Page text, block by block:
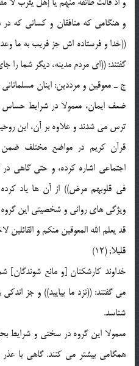
و هنگامى که منافقان و کسانى که
((خدا و فرستاده اش جز فریب به ما
گفتند: ((اى مردم مدینه، دیگر شما را
ج ـ معوقین و مرددین: اینان
ضعف ایمان، معمولا در شرایط حساس
ترس مى شدند و علاوه بر آن، این
قرآن کریم در مواضع مختلف ضمن
اجتماعى اشاره کرده، و حتى گاهى
فى قلوبهم مرض)) از آن ها یاد
ویژگى هاى روانى و شخصیتى این
قد یعلم الله المعوقین منکم و القائلین
قلیلا; (12)
خداوند کارشکنان [و مانع شوندگان]
مى گفتند: ((نزد ما بیایید)) و جز
شناسد.
معمولا این گروه در سختى و شرایط
همگامى بیشتر مى کنند. گاهى با